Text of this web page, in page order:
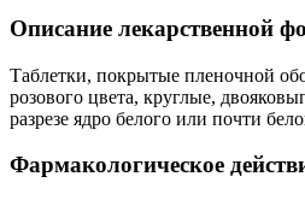
Описание лекарственной
Таблетки, покрытые пленочной
розового цвета, круглые,
разрезе ядро белого или почти
Фармакологическое